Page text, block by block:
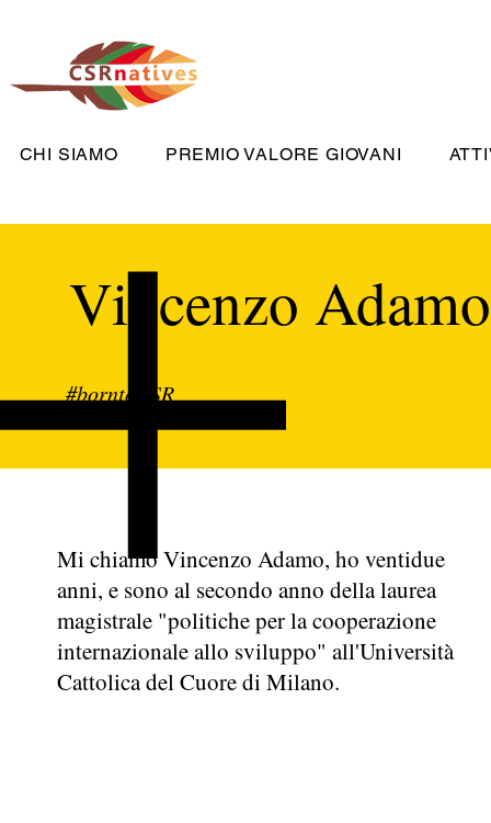
CHI SIAMO PREMIO VALORE GIOVANI
Vincenzo Adamo
#borntoCSR
Mi chiamo Vincenzo Adamo, ho ventidue
anni, e sono al secondo anno della laurea
magistrale "politiche per la cooperazione
internazionale allo sviluppo" all'Università
Cattolica del Cuore di Milano.